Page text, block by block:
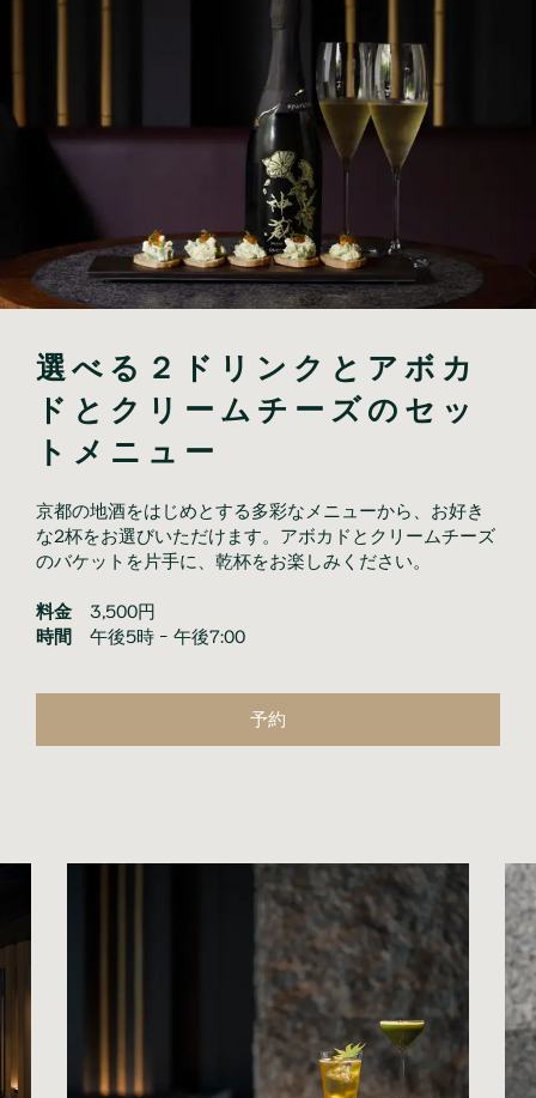
選べる２ドリンクとアボカ
ドとクリームチーズのセッ
トメニュー
京都の地酒をはじめとする多彩なメニューから、お好き
な2杯をお選びいただけます。アボカドとクリームチーズ
のバケットを片手に、乾杯をお楽しみください。
料金 3,500円
時間 午後5時 ｰ 午後7:00
予約